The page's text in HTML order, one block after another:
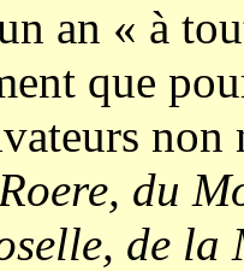
an « à
que
non
du
de la